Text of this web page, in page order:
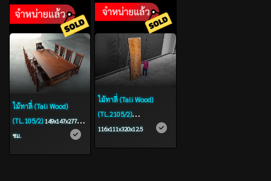
ไม้ทาลี่ (Tali Wood)
(TL.105/2)149x147x277x13
ซม.
ไม้ทาลี่ (Tali Wood)
(TL.2105/2)
116x111x320x12.5